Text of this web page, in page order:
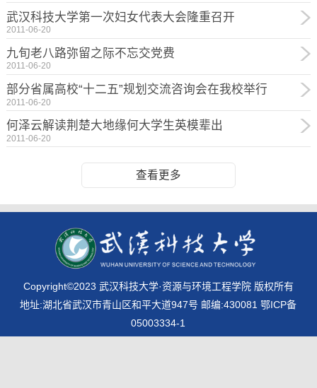
武汉科技大学第一次妇女代表大会隆重召开
2011-06-20
九旬老八路弥留之际不忘交党费
2011-06-20
部分省属高校“十二五”规划交流咨询会在我校举行
2011-06-20
何泽云解读荆楚大地缘何大学生英模辈出
2011-06-20
查看更多
Copyright©2023 武汉科技大学·资源与环境工程学院 版权所有
地址:湖北省武汉市青山区和平大道947号 邮编:430081 鄂ICP备
05003334-1